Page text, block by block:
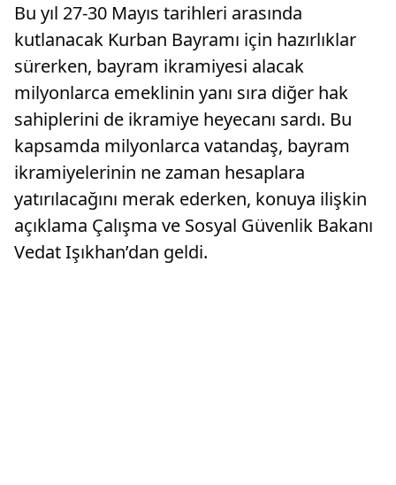
Bu yıl 27-30 Mayıs tarihleri arasında
kutlanacak Kurban Bayramı için hazırlıklar
sürerken, bayram ikramiyesi alacak
milyonlarca emeklinin yanı sıra diğer hak
sahiplerini de ikramiye heyecanı sardı. Bu
kapsamda milyonlarca vatandaş, bayram
ikramiyelerinin ne zaman hesaplara
yatırılacağını merak ederken, konuya ilişkin
açıklama Çalışma ve Sosyal Güvenlik Bakanı
Vedat Işıkhan’dan geldi.